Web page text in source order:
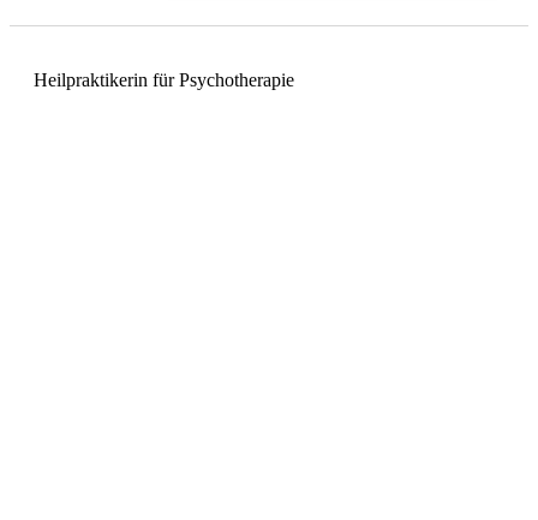
Heilpraktikerin für Psychotherapie